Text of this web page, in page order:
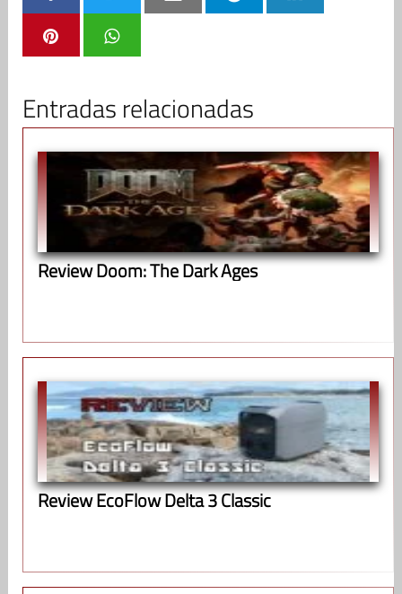
Entradas relacionadas
Review Doom: The Dark Ages
Review EcoFlow Delta 3 Classic